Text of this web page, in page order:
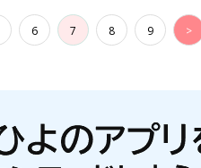
6 7 8 9 >